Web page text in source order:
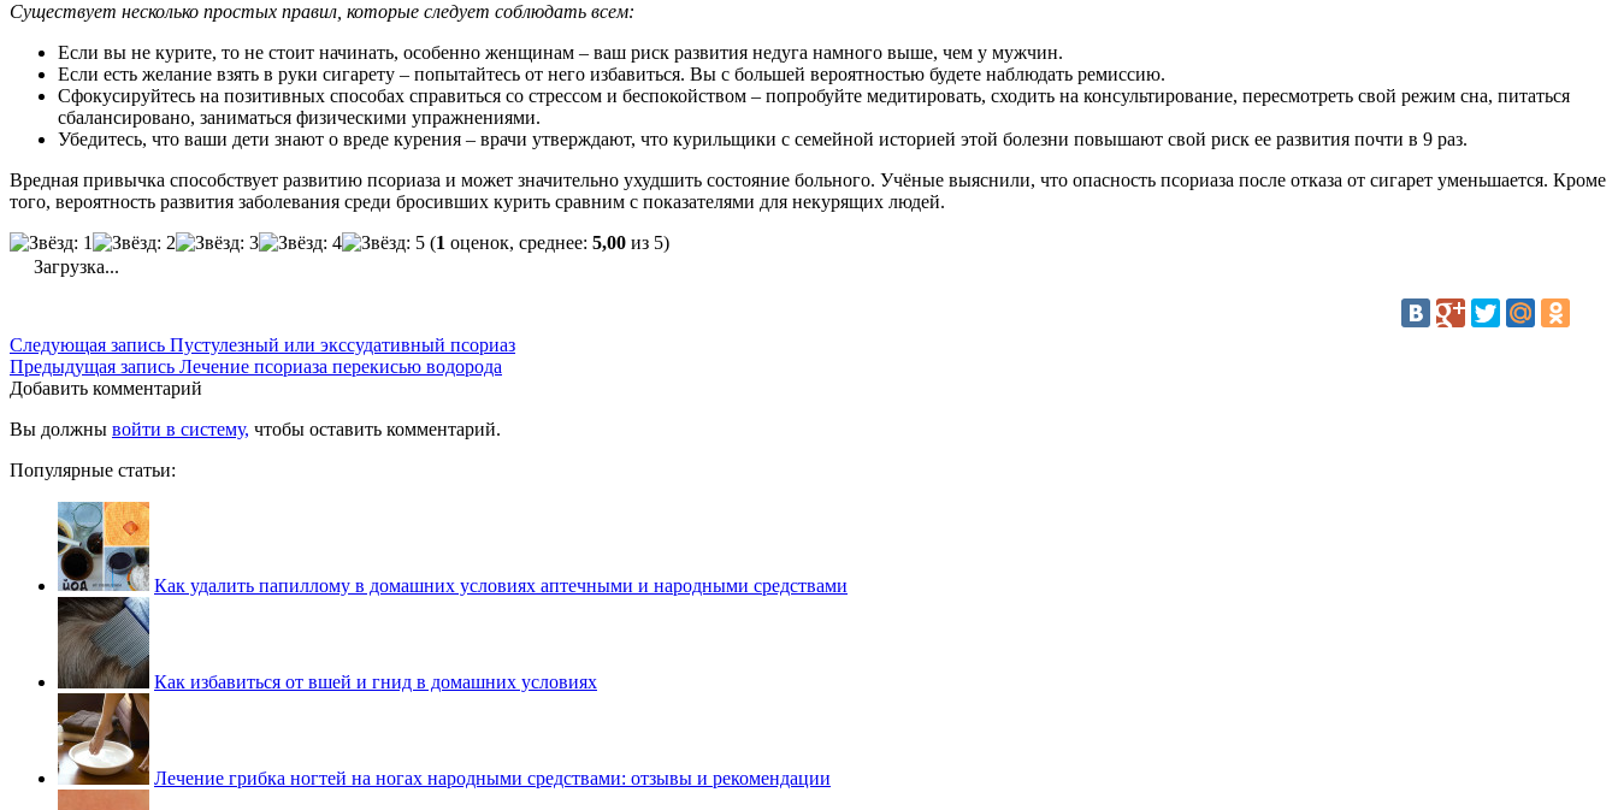
Существует несколько простых правил, которые следует соблюдать всем:
Если вы не курите, то не стоит начинать, особенно женщинам – ваш риск развития недуга намного выше, чем у мужчин.
Если есть желание взять в руки сигарету – попытайтесь от него избавиться. Вы с большей вероятностью будете наблюдать ремиссию.
Сфокусируйтесь на позитивных способах справиться со стрессом и беспокойством – попробуйте медитировать, сходить на консультирование, пересмотреть свой режим сна, питаться
сбалансировано, заниматься физическими упражнениями.
Убедитесь, что ваши дети знают о вреде курения – врачи утверждают, что курильщики с семейной историей этой болезни повышают свой риск ее развития почти в 9 раз.
Вредная привычка способствует развитию псориаза и может значительно ухудшить состояние больного. Учёные выяснили, что опасность псориаза после отказа от сигарет уменьшается. Кроме
того, вероятность развития заболевания среди бросивших курить сравним с показателями для некурящих людей.
(1 оценок, среднее: 5,00 из 5)
Загрузка...
Следующая запись Пустулезный или экссудативный псориаз
Предыдущая запись Лечение псориаза перекисью водорода
Добавить комментарий
Вы должны войти в систему, чтобы оставить комментарий.
Популярные статьи:
Как удалить папиллому в домашних условиях аптечными и народными средствами
Как избавиться от вшей и гнид в домашних условиях
Лечение грибка ногтей на ногах народными средствами: отзывы и рекомендации